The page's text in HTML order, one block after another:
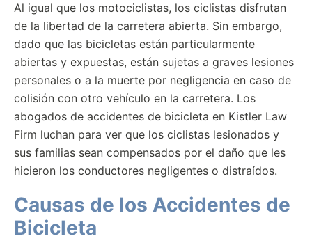
Al igual que los motociclistas, los ciclistas disfrutan
de la libertad de la carretera abierta. Sin embargo,
dado que las bicicletas están particularmente
abiertas y expuestas, están sujetas a graves lesiones
personales o a la muerte por negligencia en caso de
colisión con otro vehículo en la carretera. Los
abogados de accidentes de bicicleta en Kistler Law
Firm luchan para ver que los ciclistas lesionados y
sus familias sean compensados por el daño que les
hicieron los conductores negligentes o distraídos.
Causas de los Accidentes de
Bicicleta